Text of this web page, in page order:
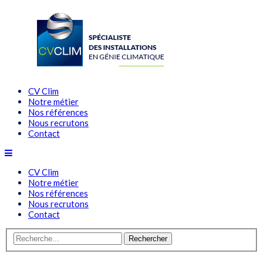
CV Clim
Notre métier
Nos références
Nous recrutons
Contact
CV Clim
Notre métier
Nos références
Nous recrutons
Contact
Rechercher